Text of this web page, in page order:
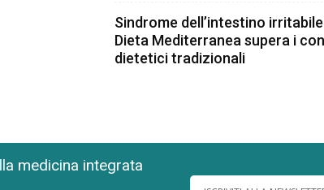
Sindrome dell’intestino
Dieta Mediterranea supera i
dietetici tradizionali
medicina integrata